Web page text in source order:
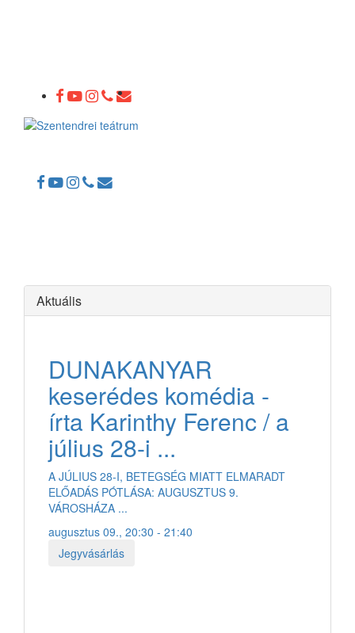
Aktuális
DUNAKANYAR
keserédes komédia -
írta Karinthy Ferenc / a
július 28-i ...
A JÚLIUS 28-I, BETEGSÉG MIATT ELMARADT
ELŐADÁS PÓTLÁSA: AUGUSZTUS 9.
VÁROSHÁZA ...
augusztus 09., 20:30 - 21:40
Jegyvásárlás